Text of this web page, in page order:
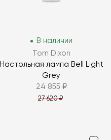
В наличии
Tom Dixon
Настольная лампа Bell Light
Grey
24 855 ₽
27 620 ₽